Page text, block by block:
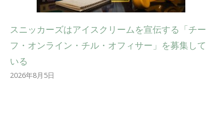
スニッカーズはアイスクリームを宣伝する「チー
フ・オンライン・チル・オフィサー」を募集して
いる
2026年8月5日